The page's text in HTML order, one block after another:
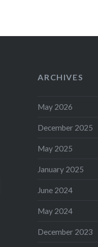
ARCHIVES
May 2026
December 2025
May 2025
January 2025
June 2024
May 2024
December 2023